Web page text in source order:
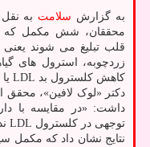
به گزارش سلامت به
محققان، شش مکمل که
قلب تبلیغ می شوند
زردچوبه، استرول های
کاهش کلسترول بد LDL یا بهبود سلامت قلب نداشتند.
دکتر «لوک لافین»، محقق
داشت: «در مقایسه با
توجهی در کلسترول LDL نداشتند.»